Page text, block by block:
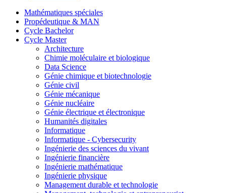
Mathématiques spéciales
Propédeutique & MAN
Cycle Bachelor
Cycle Master
Architecture
Chimie moléculaire et biologique
Data Science
Génie chimique et biotechnologie
Génie civil
Génie mécanique
Génie nucléaire
Génie électrique et électronique
Humanités digitales
Informatique
Informatique - Cybersecurity
Ingénierie des sciences du vivant
Ingénierie financière
Ingénierie mathématique
Ingénierie physique
Management durable et technologie